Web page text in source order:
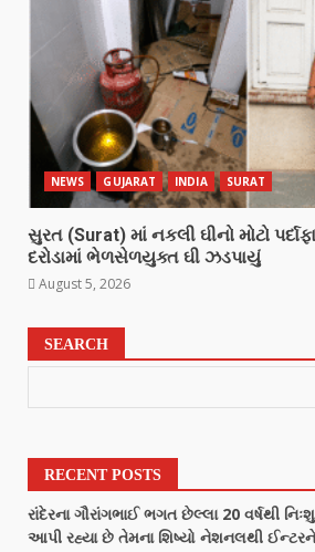
NEWS GUJARAT INDIA SURAT
સુરત (Surat) માં નકલી ઘીનો મોટો
દરોડામાં ભેળસેળયુક્ત ઘી ઝડપાયું
August 5, 2026
SEARCH
RECENT POSTS
રાંદેરના ગૌરાંગભાઈ ભગત છેલ્લા 20 વર્ષથી
આપી રહ્યા છે તેમના શિષ્યો નેશનલથી